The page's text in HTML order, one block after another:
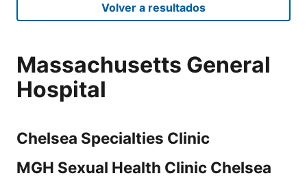
Volver a resultados
Massachusetts General
Hospital
Chelsea Specialties Clinic
MGH Sexual Health Clinic Chelsea